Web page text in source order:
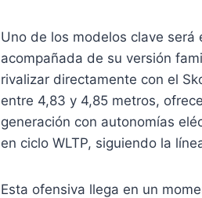
Uno de los modelos clave
acompañada de su versión
rivalizar directamente con el
entre 4,83 y 4,85 metros,
generación con autonomías
en ciclo WLTP, siguiendo la
Esta ofensiva llega en un